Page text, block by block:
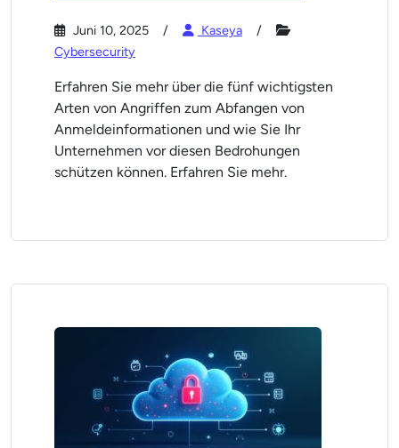
Juni 10, 2025
Kaseya
Cybersecurity
Erfahren Sie mehr über die fünf wichtigsten
Arten von Angriffen zum Abfangen von
Anmeldeinformationen und wie Sie Ihr
Unternehmen vor diesen Bedrohungen
schützen können. Erfahren Sie mehr.